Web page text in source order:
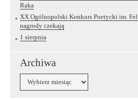
Raka
XX Ogólnopolski Konkurs Poetycki im.
nagrody czekają
1 sierpnia
Archiwa